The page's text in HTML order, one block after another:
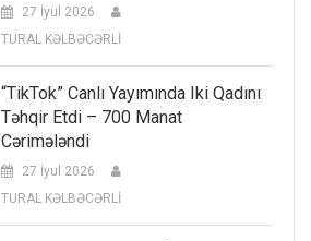
27 İyul 2026
TURAL KƏLBƏCƏRLİ
“TikTok” Canlı Yayımında Iki Qadını
Təhqir Etdi – 700 Manat
Cərimələndi
27 İyul 2026
TURAL KƏLBƏCƏRLİ